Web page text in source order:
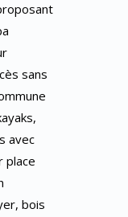
sans
avec
place
bois